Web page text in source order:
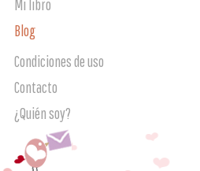
Mi libro
Blog
Condiciones de uso
Contacto
¿Quién soy?